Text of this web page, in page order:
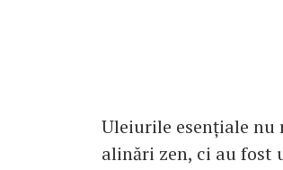
Uleiurile esențiale nu
alinări zen, ci au fost